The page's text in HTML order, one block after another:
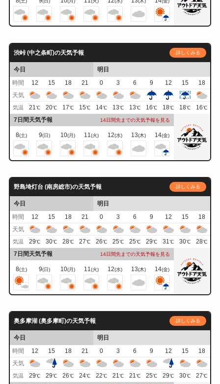
渋峠 (中之条町)の天気予報 詳しくみる
今日
明日
時間
12 15 18 21 0 3 6 9 12 15
18
天気
気温 21℃ 20℃ 17℃ 15℃ 14℃ 13℃ 13℃ 16℃ 18℃ 18℃ 16℃
7日間天気予報 14日間先までの天気予報を見る
8(土) 9(日) 10(月) 11 (火) 12(水) 13(木) 14(金)
野島埼灯台 (南房総市)の天気予報 詳しくみる
今日
明日
時間
12 15 18 21 0 3 6 9 12 15
18
天気
気温 29℃ 30℃ 28℃ 27℃ 26℃ 25℃ 25℃ 29℃ 31℃ 30℃ 28℃
7日間天気予報 14日間先までの天気予報を見る
8(土) 9(日) 10(月) 11(火) 12(水) 13(木) 14(金)
奥多摩湖 (奥多摩町)の天気予報 詳しくみる
今日
明日
時間
12 15 18 21 0 3 6 9 12 15
18
天気
気温 29℃ 29℃ 26℃ 24℃ 22℃ 21℃ 21℃ 25℃ 29℃ 30℃ 27℃